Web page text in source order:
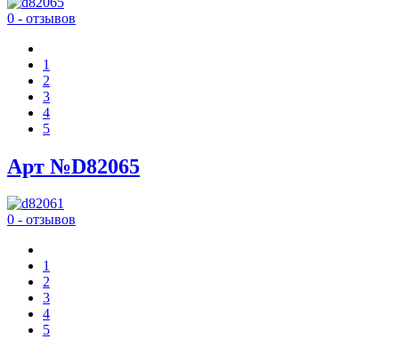
0 - отзывов
1
2
3
4
5
Арт №D82065
0 - отзывов
1
2
3
4
5